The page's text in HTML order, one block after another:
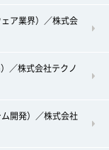
ア業界）／株式会
／株式会社テクノ
開発）／株式会社